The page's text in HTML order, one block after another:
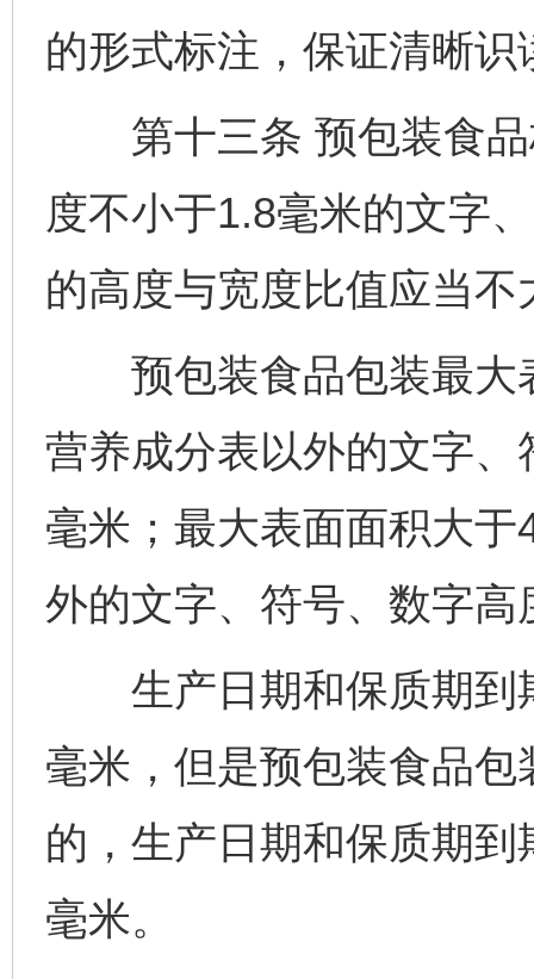
的形式标注，保证清晰识
第十三条 预包装食品
度不小于1.8毫米的文字
的高度与宽度比值应当不
预包装食品包装最大
营养成分表以外的文字
毫米；最大表面面积大
外的文字、符号、数字
生产日期和保质期到
毫米，但是预包装食品
的，生产日期和保质期
毫米。